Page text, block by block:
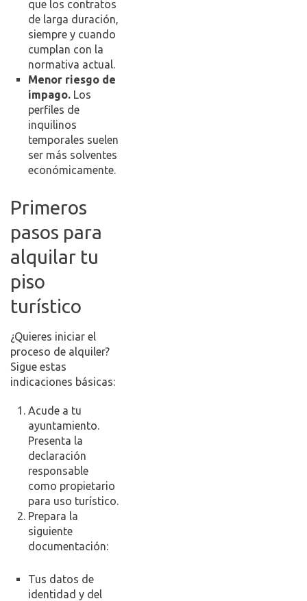
que los contratos
de larga duración,
siempre y cuando
cumplan con la
normativa actual.
Menor riesgo de
impago. Los
perfiles de
inquilinos
temporales suelen
ser más solventes
económicamente.
Primeros
pasos para
alquilar tu
piso
turístico
¿Quieres iniciar el
proceso de alquiler?
Sigue estas
indicaciones básicas:
Acude a tu
ayuntamiento.
Presenta la
declaración
responsable
como propietario
para uso turístico.
Prepara la
siguiente
documentación:
Tus datos de
identidad y del